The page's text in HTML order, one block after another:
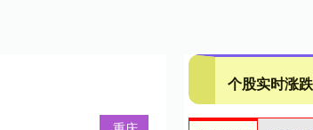
个股实时涨